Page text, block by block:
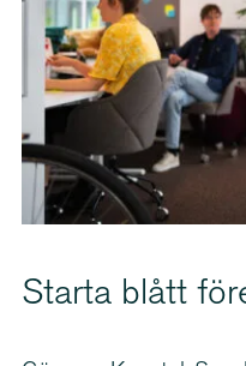
Starta blått